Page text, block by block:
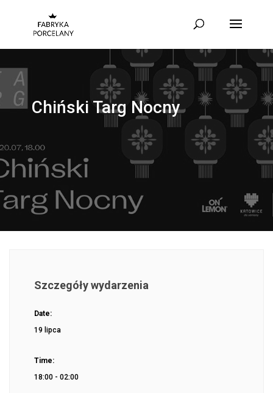
Chiński Targ Nocny
Szczegóły wydarzenia
Date:
19 lipca
Time:
18:00 - 02:00